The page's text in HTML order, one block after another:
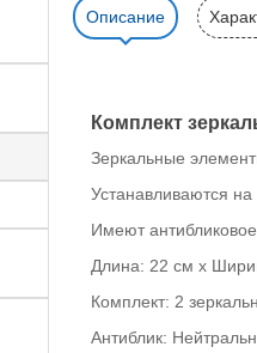
Описание
Комплект
Зеркальные
Устанавливаются
Имеют антибликовое
Длина: 22 см x
Комплект: 2
Антиблик: